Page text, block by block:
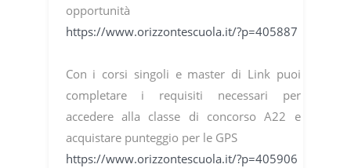
opportunità
https://www.orizzontescuola.it/?p=405887
Con i corsi singoli e master di Link puoi
completare i requisiti necessari per
accedere alla classe di concorso A22 e
acquistare punteggio per le GPS
https://www.orizzontescuola.it/?p=405906